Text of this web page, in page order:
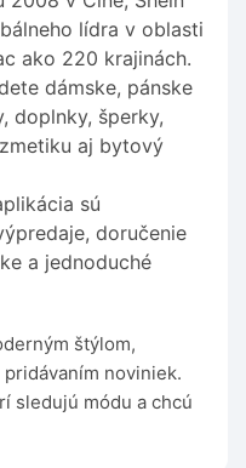
lídra v oblasti
ako 220 krajinách.
dámske, pánske
doplnky, šperky,
aj bytový
sú
doručenie
a jednoduché
štýlom,
noviniek.
sledujú módu a chcú